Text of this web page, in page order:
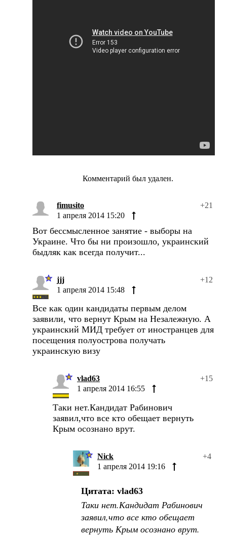
Комментарий был удален.
fimusito
+21
1 апреля 2014 15:20
Вот бессмысленное занятие - выборы на
Украине. Что бы ни произошло, украинский
быдляк как всегда получит...
jjj
+12
1 апреля 2014 15:48
Все как один кандидаты первым делом
заявили, что вернут Крым на Незалежную. А
украинский МИД требует от иностранцев для
посещения полуострова получать
украинскую визу
vlad63
+15
1 апреля 2014 16:55
Таки нет.Кандидат Рабинович
заявил,что все кто обещает вернуть
Крым осознано врут.
Nick
+4
1 апреля 2014 19:16
Цитата: vlad63
Таки нет.Кандидат Рабинович
заявил,что все кто обещает
вернуть Крым осознано врут.